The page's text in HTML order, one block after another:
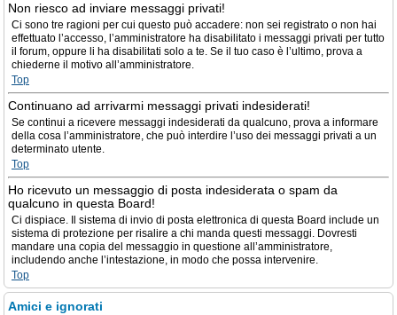
Non riesco ad inviare messaggi privati!
Ci sono tre ragioni per cui questo può accadere: non sei registrato o non hai
effettuato l’accesso, l’amministratore ha disabilitato i messaggi privati per tutto
il forum, oppure li ha disabilitati solo a te. Se il tuo caso è l’ultimo, prova a
chiederne il motivo all’amministratore.
Top
Continuano ad arrivarmi messaggi privati indesiderati!
Se continui a ricevere messaggi indesiderati da qualcuno, prova a informare
della cosa l’amministratore, che può interdire l’uso dei messaggi privati a un
determinato utente.
Top
Ho ricevuto un messaggio di posta indesiderata o spam da
qualcuno in questa Board!
Ci dispiace. Il sistema di invio di posta elettronica di questa Board include un
sistema di protezione per risalire a chi manda questi messaggi. Dovresti
mandare una copia del messaggio in questione all’amministratore,
includendo anche l’intestazione, in modo che possa intervenire.
Top
Amici e ignorati